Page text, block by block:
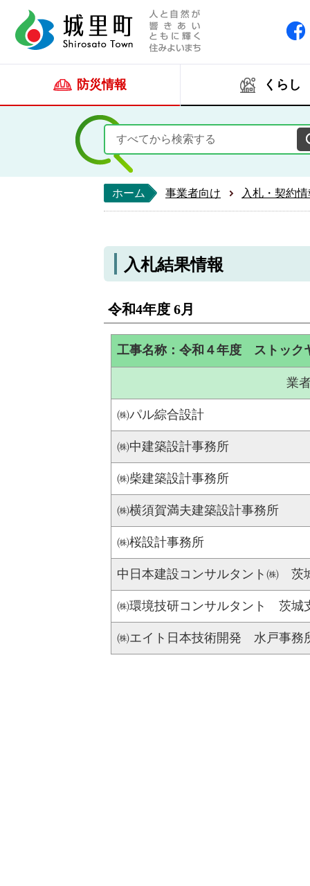
防災情報 くらし
ホーム 事業者向け 入札・契約
入札結果情報
令和4年度 6月
工事名称：令和４年度 ストック
業
㈱パル綜合設計
㈱中建築設計事務所
㈱柴建築設計事務所
㈱横須賀満夫建築設計事務所
㈱桜設計事務所
中日本建設コンサルタント㈱ 茨
㈱環境技研コンサルタント 茨城
㈱エイト日本技術開発 水戸事務